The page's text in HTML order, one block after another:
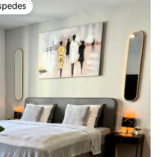
más destacados